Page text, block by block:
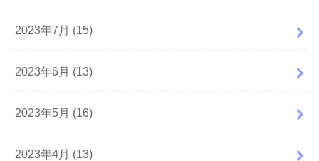
2023年7月 (15)
2023年6月 (13)
2023年5月 (16)
2023年4月 (13)